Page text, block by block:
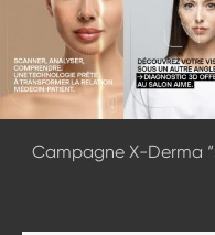
Campagne X-Derma